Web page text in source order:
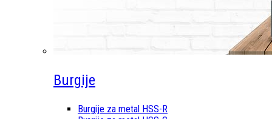
Burgije
Burgije za metal HSS-R